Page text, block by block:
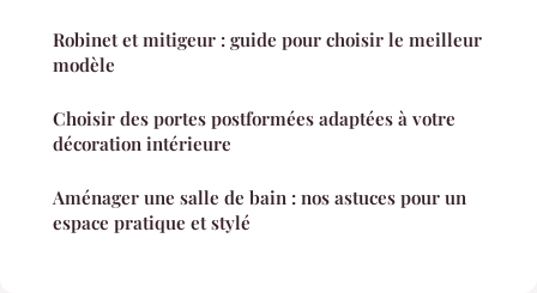
Robinet et mitigeur : guide pour choisir le meilleur
modèle
Choisir des portes postformées adaptées à votre
décoration intérieure
Aménager une salle de bain : nos astuces pour un
espace pratique et stylé